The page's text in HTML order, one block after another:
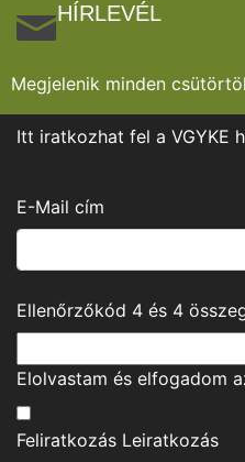
HÍRLEVÉL
Megjelenik minden
Itt iratkozhat fel a VGYKE
E-Mail cím
Ellenőrzőkód 4 és 4
Elolvastam és elfogadom
Feliratkozás Leiratkozás